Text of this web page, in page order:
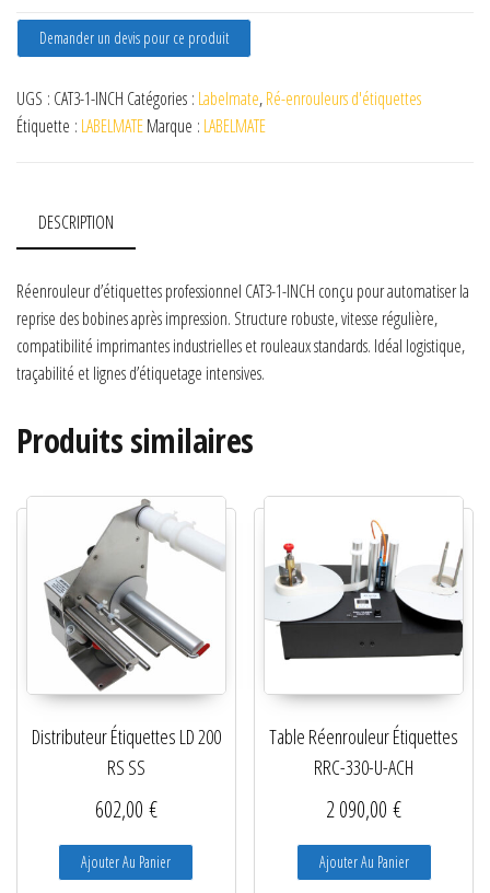
Demander un devis pour ce produit
UGS : CAT3-1-INCH Catégories : Labelmate,Ré-enrouleurs d'étiquettes
Étiquette : LABELMATEMarque : LABELMATE
DESCRIPTION
Réenrouleur d’étiquettes professionnel CAT3-1-INCH conçu pour automatiser la
reprise des bobines après impression. Structure robuste, vitesse régulière,
compatibilité imprimantes industrielles et rouleaux standards. Idéal logistique,
traçabilité et lignes d’étiquetage intensives.
Produits similaires
Distributeur Étiquettes LD 200
RS SS
602,00 €
Ajouter Au Panier
Table Réenrouleur Étiquettes
RRC-330-U-ACH
2 090,00€
Ajouter Au Panier